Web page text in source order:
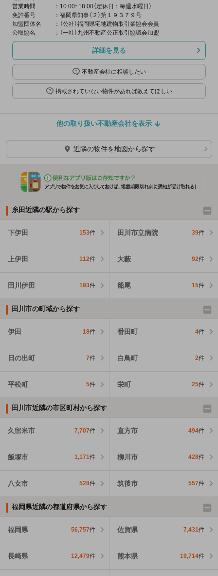
営業時間
：10:00~18:00（定休日：毎週水曜日）
免許番号
：福岡県知事（２）第１９３７９号
加盟団体名
：（公社）福岡県宅地建物取引業協会会員
公取協名
：（一社）九州不動産公正取引協議会加盟
詳細を見る
不動産会社に相談したい
掲載されていない物件があれば教えてほしい
他の取り扱い不動産会社を表示
近隣の物件を地図から探す
糸田近隣の駅から探す
下伊田 153件 田川市立病院 39件
上伊田 112件 大藪 92件
田川伊田 193件 船尾 15件
田川市の町域から探す
伊田 18件 番田町 4件
日の出町 7件 白鳥町 2件
平松町 5件 栄町 25件
田川市近隣の市区町村から探す
久留米市 7,707件 直方市 494件
飯塚市 1,171件 柳川市 428件
八女市 528件 筑後市 557件
福岡県近隣の都道府県から探す
福岡県 56,757件 佐賀県 7,431件
長崎県 12,479件 熊本県 19,714件